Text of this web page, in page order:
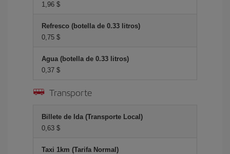
1,96 $
Refresco (botella de 0.33 litros)
0,75 $
Agua (botella de 0.33 litros)
0,37 $
Transporte
Billete de Ida (Transporte Local)
0,63 $
Taxi 1km (Tarifa Normal)